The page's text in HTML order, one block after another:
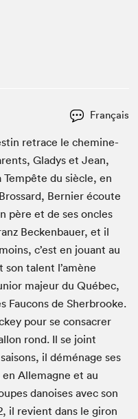
Français
retrace le chem­ine­
Gladys et Jean,
Tem­pête du siè­cle, en
Bernier écoute
père et de ses oncles
Beck­en­bauer, et il
c’est en jouant au
son tal­ent l’amène
majeur du Québec,
Fau­cons de Sher­brooke.
pour se con­sacr­er
rond. Il se joint
il démé­nage ses
Alle­magne et au
danois­es avec son
, il revient dans le giron